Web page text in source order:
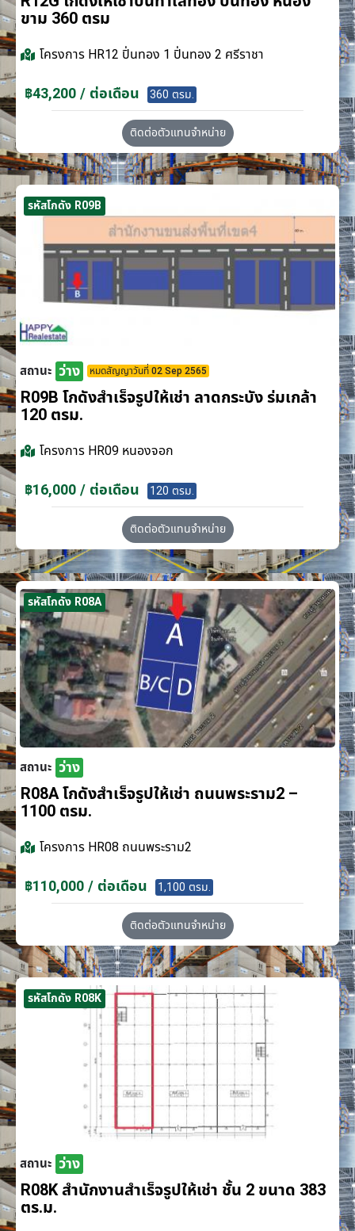
ขาม 360 ตรม
โครงการ HR12 ปิ่นทอง 1 ปิ่นทอง 2 ศรีราชา
฿43,200 / ต่อเดือน 360 ตรม.
ติดต่อตัวแทนจำหน่าย
รหัสโกดัง R09B
สถานะ ว่าง หมดสัญญาวันที่ 02 Sep 2565
R09B โกดังสำเร็จรูปให้เช่า ลาดกระบัง​ ร่มเกล้า
120 ตรม.
โครงการ HR09 หนองจอก
฿16,000 / ต่อเดือน 120 ตรม.
ติดต่อตัวแทนจำหน่าย
รหัสโกดัง R08A
สถานะ ว่าง
R08A โกดังสำเร็จรูปให้เช่า ถนนพระราม2 –
1100 ตรม.
โครงการ HR08 ถนนพระราม2
฿110,000 / ต่อเดือน 1,100 ตรม.
ติดต่อตัวแทนจำหน่าย
รหัสโกดัง R08K
สถานะ ว่าง
R08K สำนักงานสำเร็จรูปให้เช่า ชั้น 2 ขนาด 383
ตร.ม.